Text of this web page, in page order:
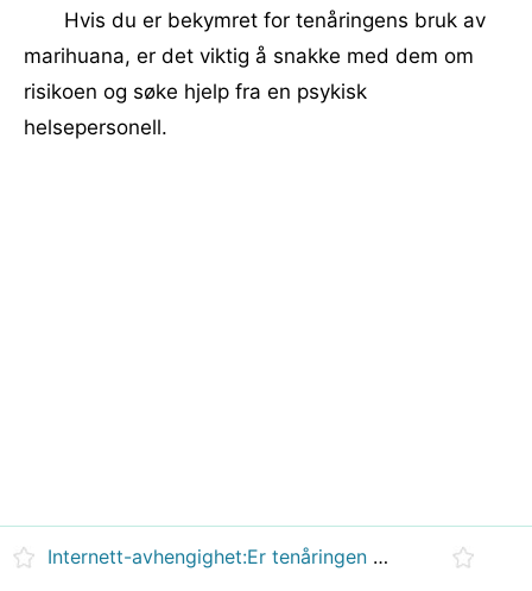
Hvis du er bekymret for tenåringens bruk av
marihuana, er det viktig å snakke med dem om
risikoen og søke hjelp fra en psykisk
helsepersonell.
Internett-avhengighet:Er tenåringen din i fare?